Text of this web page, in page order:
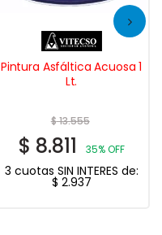
Pintura Asfáltica Acuosa 1
Lt.
$13.555
$ 8.811 35% OFF
3 cuotas SIN INTERES de:
$ 2.937